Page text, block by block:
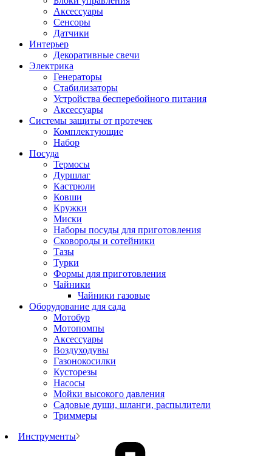
Аксессуары
Сенсоры
Датчики
Интерьер
Декоративные свечи
Электрика
Генераторы
Стабилизаторы
Устройства бесперебойного питания
Аксессуары
Системы защиты от протечек
Комплектующие
Набор
Посуда
Термосы
Дуршлаг
Кастрюли
Ковши
Кружки
Миски
Наборы посуды для приготовления
Сковороды и сотейники
Тазы
Турки
Формы для приготовления
Чайники
Чайники газовые
Оборудование для сада
Мотобур
Мотопомпы
Аксессуары
Воздуходувы
Газонокосилки
Кусторезы
Насосы
Мойки высокого давления
Садовые души, шланги, распылители
Триммеры
Инструменты